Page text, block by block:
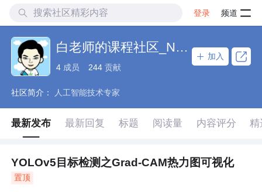
登录 频道
白老师的课程社区_NO_7
4 成员 244 贡献
加入
社区简介： 人工智能技术专家
最新发布 最新回复 标题 阅读量 内容评分 精
YOLOv5目标检测之Grad-CAM热力图可视化
置顶